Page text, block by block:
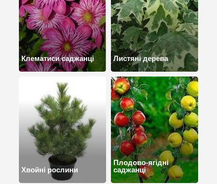
Клематиси саджанці Листяні дерева
Хвойні рослини
Плодово-ягідні
саджанці